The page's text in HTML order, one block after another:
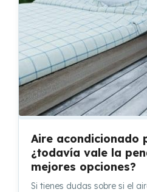
Aire acondicionado
¿todavía vale la
mejores opciones?
Si tienes dudas sobre si el